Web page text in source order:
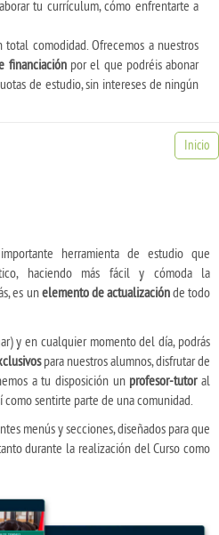
tu currículum, cómo enfrentarte a
total comodidad. Ofrecemos a nuestros
financiaciónpor el que podréis abonar
de estudio, sin intereses de ningún
Inicio
herramienta de estudio que
haciendo más fácil y cómoda la
es unelemento de actualizaciónde todo
y en cualquier momento del día, podrás
para nuestros alumnos, disfrutar de
a tu disposición un profesor-tutoral
sentirte parte de una comunidad.
menús y secciones, diseñados para que
durante la realización del Curso como